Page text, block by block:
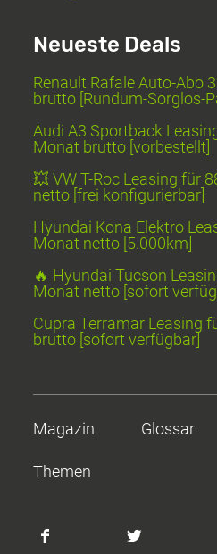
Neueste Deals
Renault Rafale Auto-Abo
brutto [Rundum-Sorglos-
Audi A3 Sportback
Monat brutto [vorbestellt]
💥 VW T-Roc Leasing für
netto [frei konfigurierbar]
Hyundai Kona Elektro
Monat netto [5.000km]
🔥 Hyundai Tucson
Monat netto [sofort
Cupra Terramar Leasing
brutto [sofort verfügbar]
Magazin Glossar
Themen